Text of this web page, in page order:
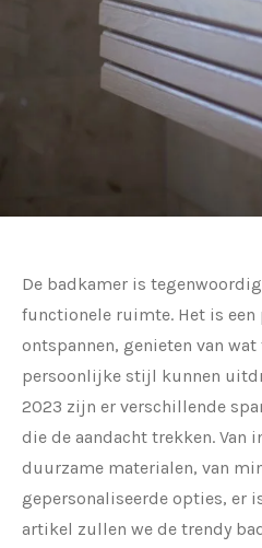
De badkamer is
functionele ruimte. Het is een
ontspannen, genieten van
persoonlijke stijl kunnen
2023 zijn er verschillende
die de aandacht trekken. Van
duurzame materialen, van
gepersonaliseerde opties, er
artikel zullen we de trendy